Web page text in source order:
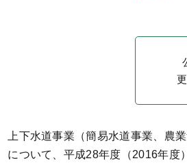
上下水道事業（簡易水道事業、農
について、平成28年度（2016年度